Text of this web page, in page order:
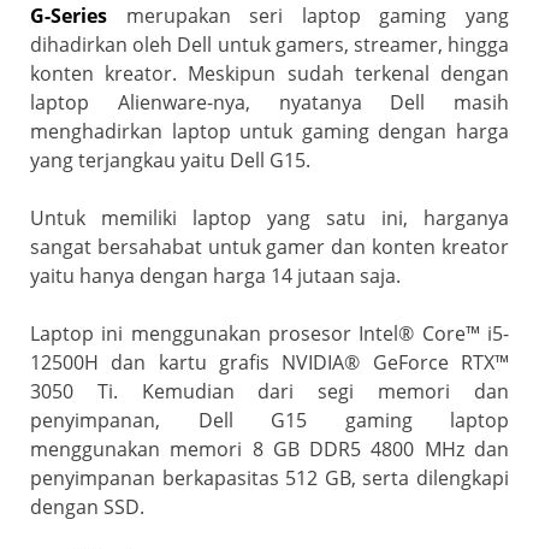
G-Series merupakan seri laptop gaming yang
dihadirkan oleh Dell untuk gamers, streamer, hingga
konten kreator. Meskipun sudah terkenal dengan
laptop Alienware-nya, nyatanya Dell masih
menghadirkan laptop untuk gaming dengan harga
yang terjangkau yaitu Dell G15.
Untuk memiliki laptop yang satu ini, harganya
sangat bersahabat untuk gamer dan konten kreator
yaitu hanya dengan harga 14 jutaan saja.
Laptop ini menggunakan prosesor Intel® Core™ i5-
12500H dan kartu grafis NVIDIA® GeForce RTX™
3050 Ti. Kemudian dari segi memori dan
penyimpanan, Dell G15 gaming laptop
menggunakan memori 8 GB DDR5 4800 MHz dan
penyimpanan berkapasitas 512 GB, serta dilengkapi
dengan SSD.